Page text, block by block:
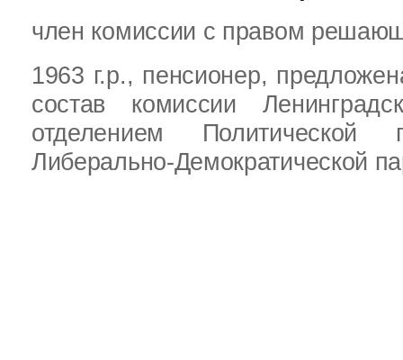
член комиссии с правом
1963 г.р., пенсионер,
состав комиссии
отделением
Либерально-Демократической